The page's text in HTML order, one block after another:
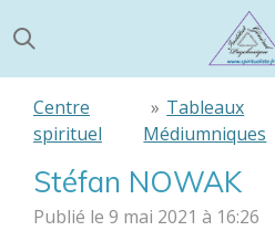
au
contenu
principal
Centre
spirituel
» Tableaux
Médiumniques
Stéfan NOWAK
Publié le 9 mai 2021 à 16:26